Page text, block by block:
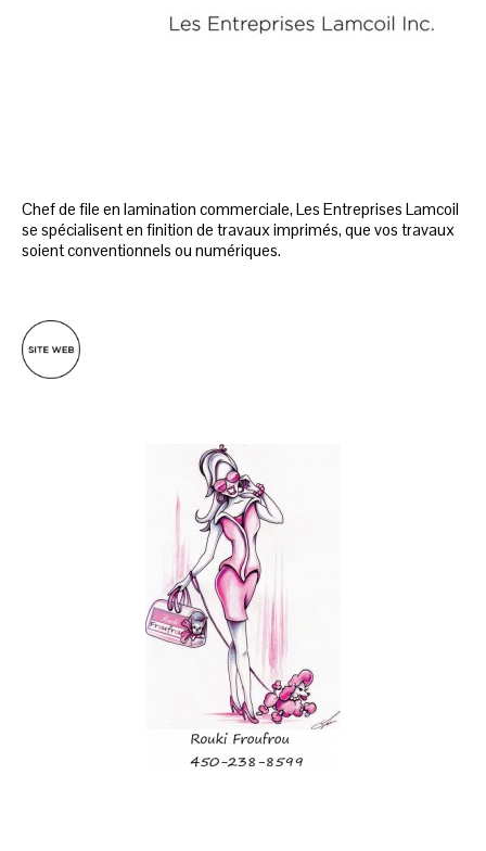
Chef de file en lamination commerciale, Les Entreprises Lamcoil
se spécialisent en finition de travaux imprimés, que vos travaux
soient conventionnels ou numériques.